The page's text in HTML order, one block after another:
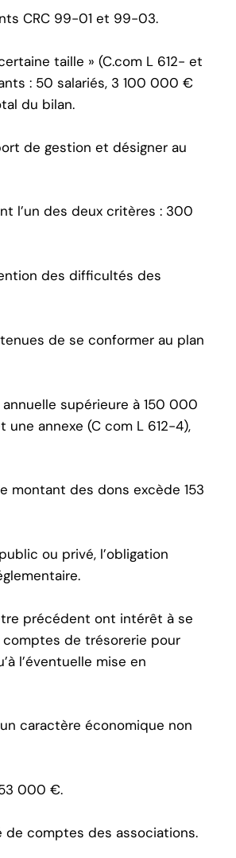
CRC 99-01 et 99-03.
taille » (C.com L 612- et
: 50 salariés, 3 100 000 €
du bilan.
de gestion et désigner au
l’un des deux critères : 300
des difficultés des
de se conformer au plan
supérieure à 150 000
annexe (C com L 612-4),
montant des dons excède 153
ou privé, l’obligation
précédent ont intérêt à se
de trésorerie pour
l’éventuelle mise en
caractère économique non
000 €.
de comptes des associations.